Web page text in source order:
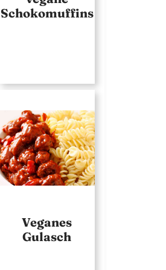
Schokomuffins
Veganes
Gulasch